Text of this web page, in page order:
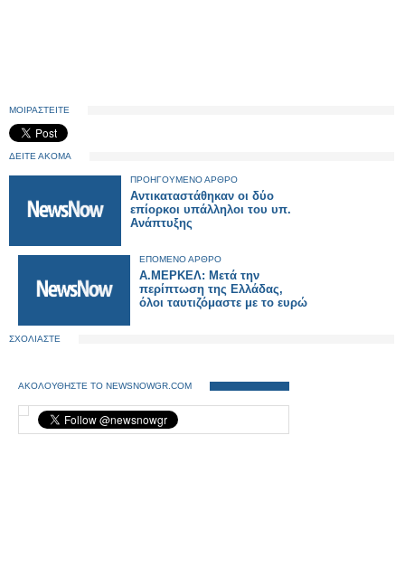
ΜΟΙΡΑΣΤΕΙΤΕ
ΔΕΙΤΕ ΑΚΟΜΑ
ΠΡΟΗΓΟΥΜΕΝΟ ΑΡΘΡΟ
Αντικαταστάθηκαν οι δύο
επίορκοι υπάλληλοι του υπ.
Ανάπτυξης
ΕΠΟΜΕΝΟ ΑΡΘΡΟ
A.MEΡΚΕΛ: Μετά την
περίπτωση της Ελλάδας,
όλοι ταυτιζόμαστε με το ευρώ
ΣΧΟΛΙΑΣΤΕ
ΑΚΟΛΟΥΘΗΣΤΕ ΤΟ NEWSNOWGR.COM